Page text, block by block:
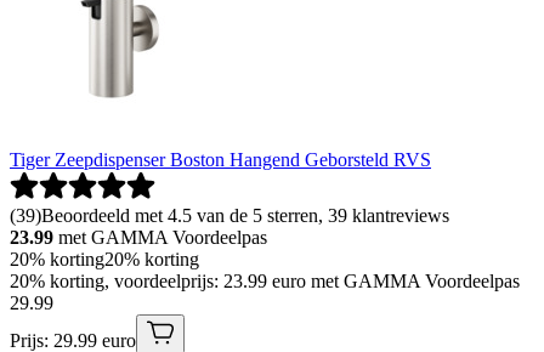
Tiger Zeepdispenser Boston Hangend Geborsteld RVS
(39)Beoordeeld met 4.5 van de 5 sterren, 39 klantreviews
23.99 met GAMMA Voordeelpas
20% korting20% korting
20% korting, voordeelprijs: 23.99 euro met GAMMA Voordeelpas
29.99
Prijs: 29.99 euro